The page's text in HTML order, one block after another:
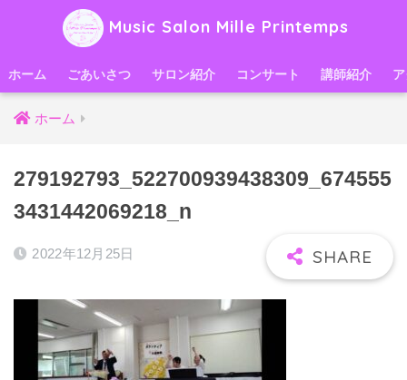
Music Salon Mille Printemps
ホーム ごあいさつ サロン紹介 コンサート 講師紹介
ホーム
279192793_522700939438309_674555
3431442069218_n
2022年12月25日